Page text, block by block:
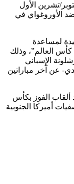
تشرين الأول
ضد الأوروغواي في
لمساعدة
العالم”، وذلك
الإسباني
عن آخر مباراتين
ألقاب الفوز بكأس
تصفيات أميركا الجنوبية